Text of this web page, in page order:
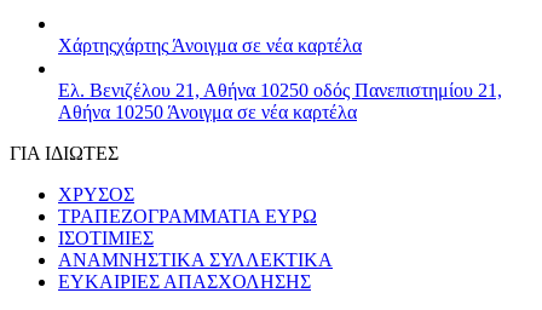
Χάρτηςχάρτης Άνοιγμα σε νέα καρτέλα
Ελ. Βενιζέλου 21, Αθήνα 10250 οδός Πανεπιστημίου 21,
Αθήνα 10250 Άνοιγμα σε νέα καρτέλα
ΓΙΑ ΙΔΙΩΤΕΣ
ΧΡΥΣΟΣ
ΤΡΑΠΕΖΟΓΡΑΜΜΑΤΙΑ ΕΥΡΩ
ΙΣΟΤΙΜΙΕΣ
ΑΝΑΜΝΗΣΤΙΚΑ ΣΥΛΛΕΚΤΙΚΑ
ΕΥΚΑΙΡΙΕΣ ΑΠΑΣΧΟΛΗΣΗΣ